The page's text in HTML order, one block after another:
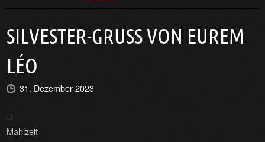
SILVESTER-GRUSS VON EUREM L
ÉO
31. Dezember 2023
Mahlzeit